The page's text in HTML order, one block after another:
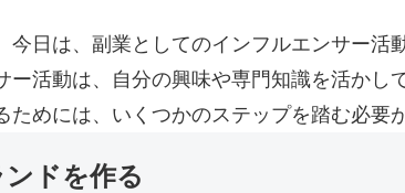
今日は、副業としてのインフルエンサー活
ー活動は、自分の興味や専門知識を活かし
ためには、いくつかのステップを踏む必要
ドを作る